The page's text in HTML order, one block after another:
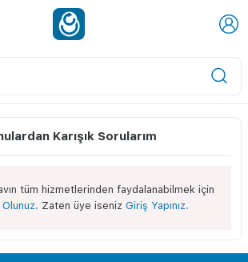
Karışık Sorularım
tüm hizmetlerinden faydalanabilmek için
Zaten üye iseniz Giriş Yapınız.